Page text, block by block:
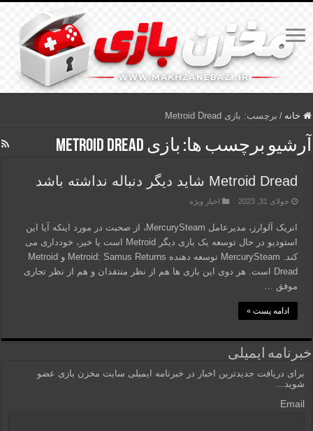
خانه / برچسب: بازی Metroid Dread
آرشیو برچسب ها: بازی Metroid Dread
Metroid Dread شاید دیگر دنباله نداشته باشد
جولای 31, 2023 اخبار ویژه
انریک آلوارز، مدیرعامل MercurySteam، از صحبت در مورد اینکه آیا این
استودیو در حال توسعه یک بازی دیگر Metroid است یا خیر، خودداری می
کند. MercurySteam توسعه دهنده Metroid: Samus Returns و Metroid
Dread است. هر دوی این بازی ها هم از نظر منتقدان و هم از نظر تجاری
موفق …
ادامه پست »
خبرنامه ایمیلی
برای دریافت جدیدترین اخبار در خبرنامه ایمیلی سایت مخزن بازی عضو
شوید...
Email